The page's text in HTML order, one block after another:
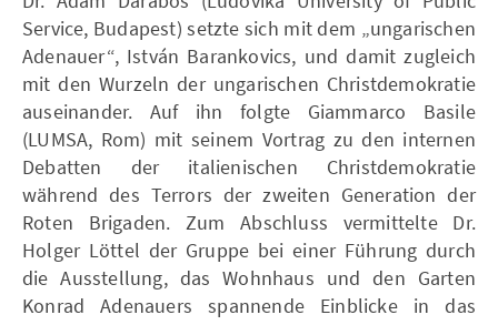
Service, Budapest) setzte sich mit dem „ungarischen
Adenauer“, István Barankovics, und damit zugleich
mit den Wurzeln der ungarischen Christdemokratie
auseinander. Auf ihn folgte Giammarco Basile
(LUMSA, Rom) mit seinem Vortrag zu den internen
Debatten der italienischen Christdemokratie
während des Terrors der zweiten Generation der
Roten Brigaden. Zum Abschluss vermittelte Dr.
Holger Löttel der Gruppe bei einer Führung durch
die Ausstellung, das Wohnhaus und den Garten
Konrad Adenauers spannende Einblicke in das